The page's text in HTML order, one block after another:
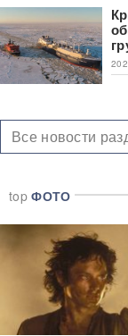
Все новости
topФОТО